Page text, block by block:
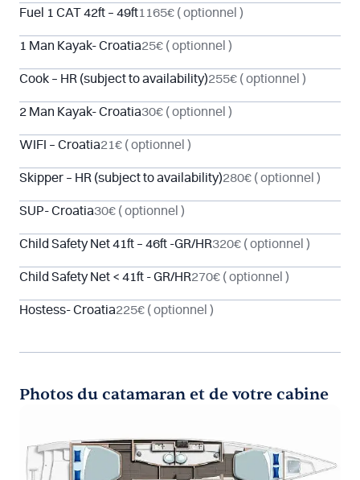
Fuel 1 CAT 42ft – 49ft1165€ ( optionnel )
1 Man Kayak- Croatia25€ ( optionnel )
Cook – HR (subject to availability)255€ ( optionnel )
2 Man Kayak- Croatia30€ ( optionnel )
WIFI – Croatia21€ ( optionnel )
Skipper – HR (subject to availability)280€ ( optionnel )
SUP- Croatia30€ ( optionnel )
Child Safety Net 41ft – 46ft -GR/HR320€ ( optionnel )
Child Safety Net < 41ft - GR/HR270€ ( optionnel )
Hostess- Croatia225€ ( optionnel )
Photos du catamaran et de votre cabine